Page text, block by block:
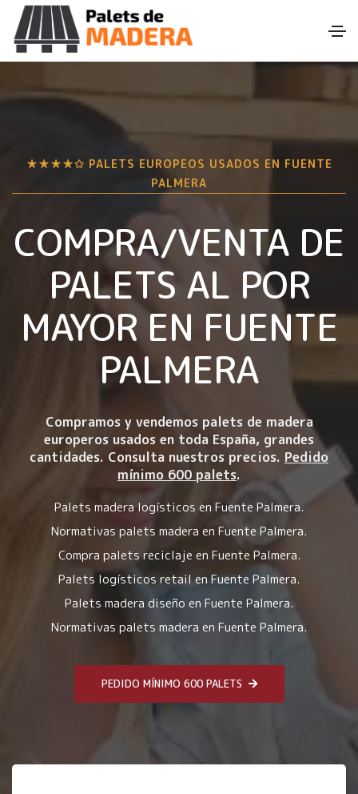
★★★★✩ PALETS EUROPEOS USADOS EN FUENTE
PALMERA
COMPRA/VENTA DE
PALETS AL POR
MAYOR EN FUENTE
PALMERA
Compramos y vendemos palets de madera
europeros usados en toda España, grandes
cantidades. Consulta nuestros precios. Pedido
mínimo 600 palets.
Palets madera logísticos en Fuente Palmera.
Normativas palets madera en Fuente Palmera.
Compra palets reciclaje en Fuente Palmera.
Palets logísticos retail en Fuente Palmera.
Palets madera diseño en Fuente Palmera.
Normativas palets madera en Fuente Palmera.
PEDIDO MÍNIMO 600 PALETS